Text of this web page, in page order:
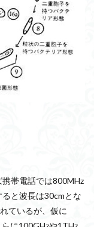
帯電話では800MHz
と波長は30cmとな
ているが、仮に